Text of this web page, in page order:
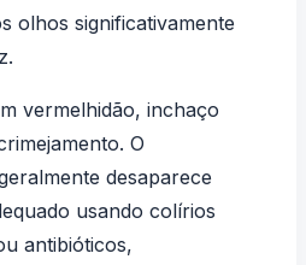
olhos significativamente
vermelhidão, inchaço
O
desaparece
usando colírios
antibióticos,